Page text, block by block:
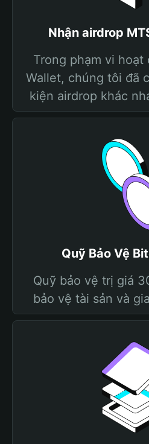
Nhận airdrop
Trong phạm vi
Wallet, chúng tôi đã
kiện airdrop khác
Quỹ Bảo Vệ
Quỹ bảo vệ trị giá
bảo vệ tài sản và